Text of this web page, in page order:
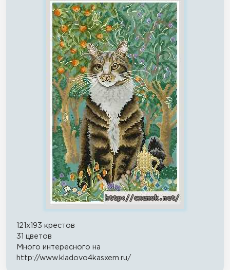
121x193 крестов
31 цветов
Много интересного на
http://www.kladovo4kasxem.ru/